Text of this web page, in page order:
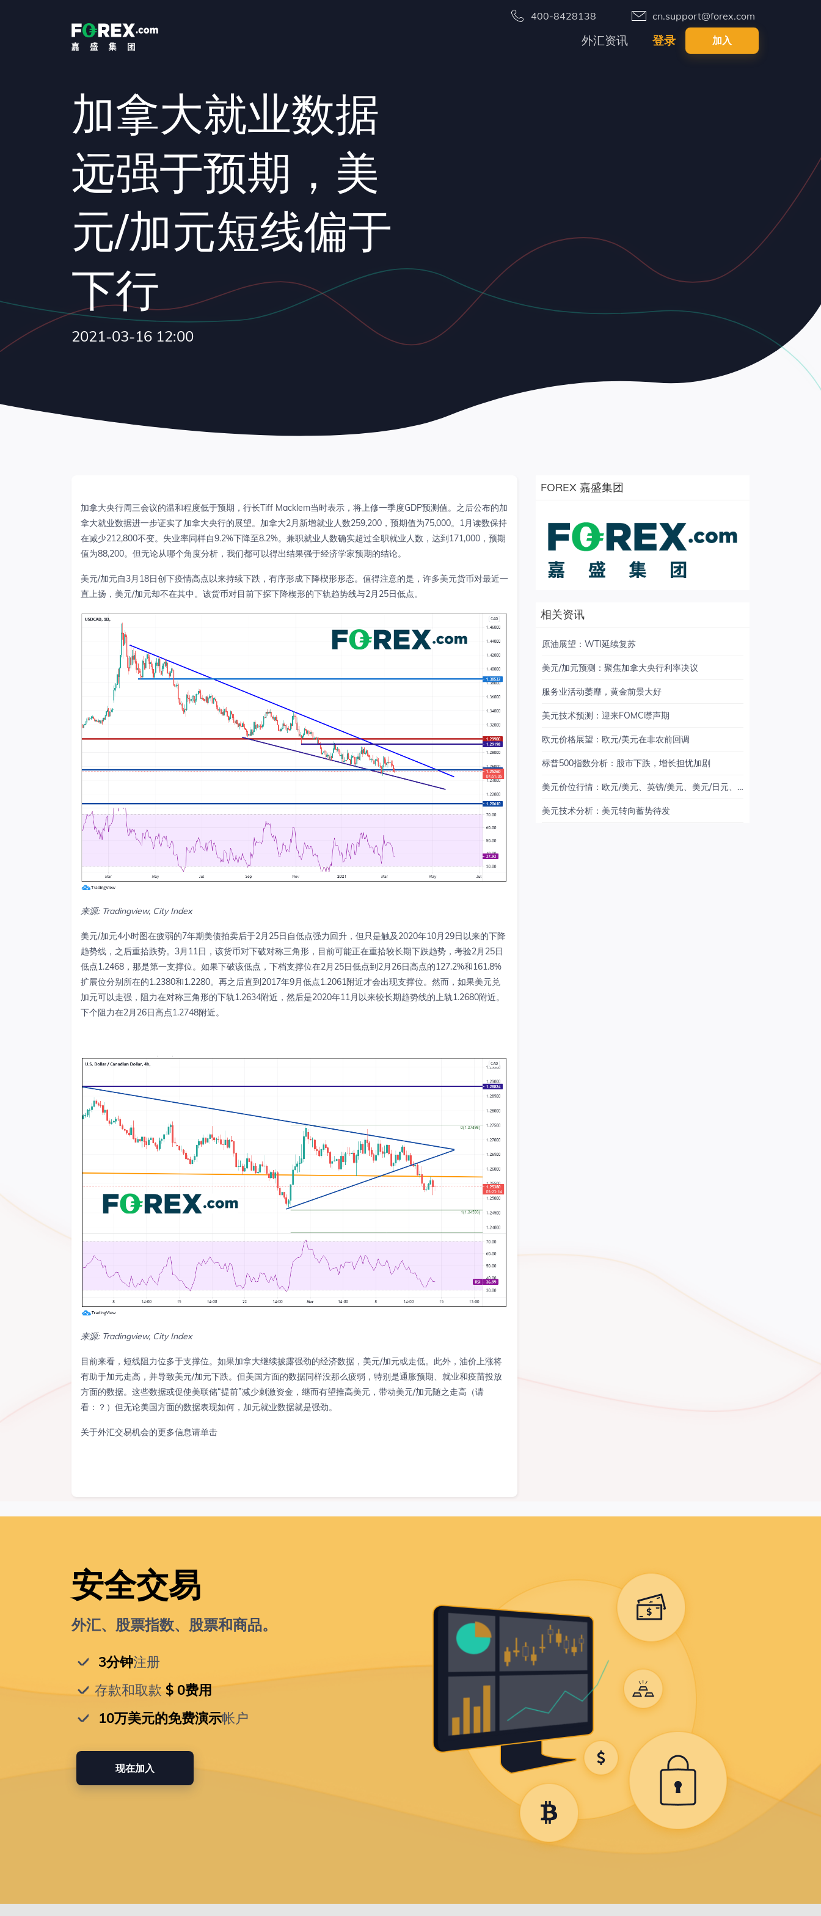
400-8428138 cn.support@forex.com
外汇资讯 登录 加入
加拿大就业数据
远强于预期，美
元/加元短线偏于
下行
2021-03-16 12:00
加拿大央行周三会议的温和程度低于预期，行长Tiff Macklem当时表示，将上修一季度GDP预测值。之后公布的加
拿大就业数据进一步证实了加拿大央行的展望。加拿大2月新增就业人数259,200，预期值为75,000。1月读数保持
在减少212,800不变。失业率同样自9.2%下降至8.2%。兼职就业人数确实超过全职就业人数，达到171,000，预期
值为88,200。但无论从哪个角度分析，我们都可以得出结果强于经济学家预期的结论。
美元/加元自3月18日创下疫情高点以来持续下跌，有序形成下降楔形形态。值得注意的是，许多美元货币对最近一
直上扬，美元/加元却不在其中。该货币对目前下探下降楔形的下轨趋势线与2月25日低点。
来源: Tradingview, City Index
美元/加元4小时图在疲弱的7年期美债拍卖后于2月25日自低点强力回升，但只是触及2020年10月29日以来的下降
趋势线，之后重拾跌势。3月11日，该货币对下破对称三角形，目前可能正在重拾较长期下跌趋势，考验2月25日
低点1.2468，那是第一支撑位。如果下破该低点，下档支撑位在2月25日低点到2月26日高点的127.2%和161.8%
扩展位分别所在的1.2380和1.2280。再之后直到2017年9月低点1.2061附近才会出现支撑位。然而，如果美元兑
加元可以走强，阻力在对称三角形的下轨1.2634附近，然后是2020年11月以来较长期趋势线的上轨1.2680附近。
下个阻力在2月26日高点1.2748附近。
来源: Tradingview, City Index
目前来看，短线阻力位多于支撑位。如果加拿大继续披露强劲的经济数据，美元/加元或走低。此外，油价上涨将
有助于加元走高，并导致美元/加元下跌。但美国方面的数据同样没那么疲弱，特别是通胀预期、就业和疫苗投放
方面的数据。这些数据或促使美联储“提前”减少刺激资金，继而有望推高美元，带动美元/加元随之走高（请
看：？）但无论美国方面的数据表现如何，加元就业数据就是强劲。
关于外汇交易机会的更多信息请单击
FOREX 嘉盛集团
相关资讯
原油展望：WTI延续复苏
美元/加元预测：聚焦加拿大央行利率决议
服务业活动萎靡，黄金前景大好
美元技术预测：迎来FOMC噤声期
欧元价格展望：欧元/美元在非农前回调
标普500指数分析：股市下跌，增长担忧加剧
美元价位行情：欧元/美元、英镑/美元、美元/日元、美元/加元、黄金
美元技术分析：美元转向蓄势待发
安全交易
外汇、股票指数、股票和商品。
3分钟注册
存款和取款 $ 0费用
10万美元的免费演示帐户
现在加入